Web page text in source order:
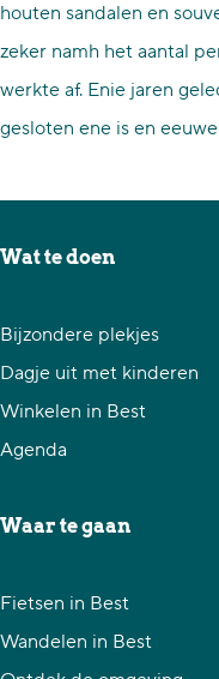
houten sandalen en
zeker namh het aantal
werkte af. Enie jaren
gesloten ene is en
Wat te doen
Bijzondere plekjes
Dagje uit met kinderen
Winkelen in Best
Agenda
Waar te gaan
Fietsen in Best
Wandelen in Best